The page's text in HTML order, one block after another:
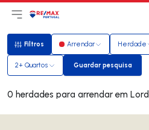
Abri menu principal
LogoIr para página inicial
Filtros
Filtros Arrendar Herdade
2+ Quartos Guardar
Guardar pesquisa
0 herdades para arrendar